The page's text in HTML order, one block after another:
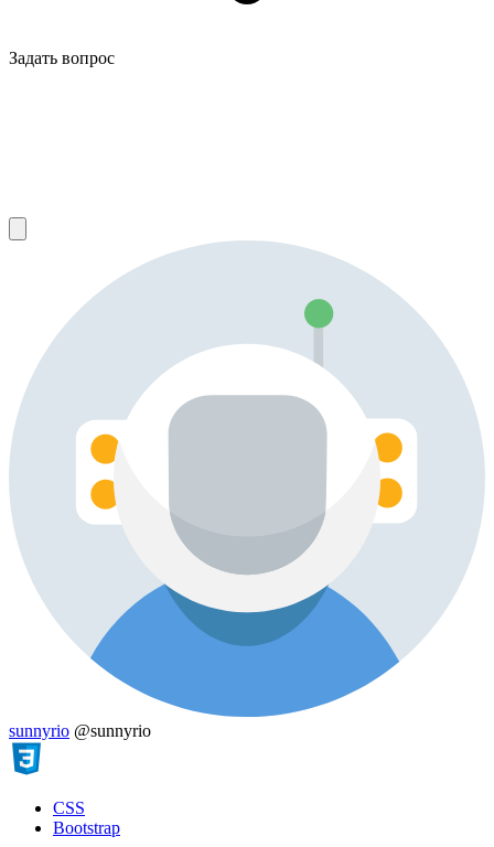
Задать вопрос
sunnyrio @sunnyrio
CSS
Bootstrap